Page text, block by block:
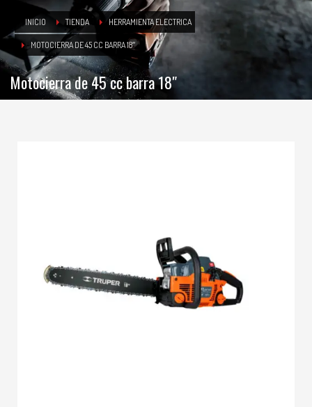
INICIO TIENDA HERRAMIENTA ELECTRICA
MOTOCIERRA DE 45 CC BARRA 18″
Motocierra de 45 cc barra 18″